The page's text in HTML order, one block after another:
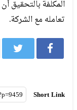
المكلفة بالتحقيق
تعامله مع الشركة.
Short Link